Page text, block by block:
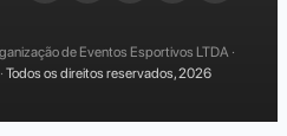
de Eventos Esportivos LTDA ·
Todos os direitos reservados, 2026